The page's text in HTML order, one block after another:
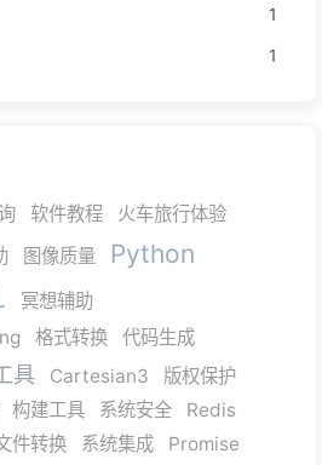
1
1
软件教程 火车旅行体验
图像质量 Python
冥想辅助
格式转换
代码生成
具 Cartesian3
版权保护
构建工具 系统安全
Redis
件转换 系统集成
Promise